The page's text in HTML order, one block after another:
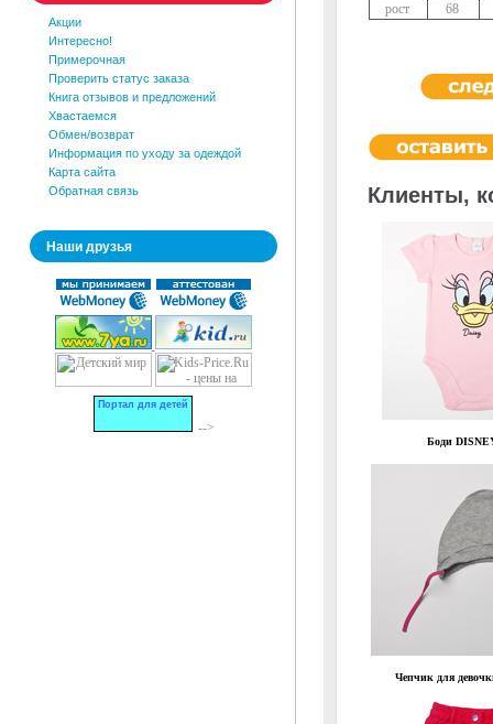
Акции
Интересно!
Примерочная
Проверить статус заказа
Книга отзывов и предложений
Хвастаемся
Обмен/возврат
Информация по уходу за одеждой
Карта сайта
Обратная связь
Наши друзья
Портал для детей
-->
рост 68
Клиенты,
Боди
Чепчик для